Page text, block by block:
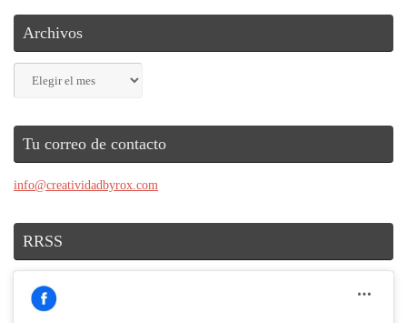
Archivos
Tu correo de contacto
info@creatividadbyrox.com
RRSS